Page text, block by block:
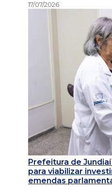
17/07/2026
Prefeitura de
para viabilizar
emendas